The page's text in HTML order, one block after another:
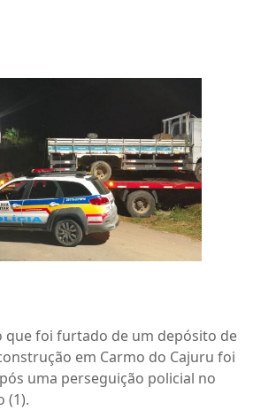
que foi furtado de um depósito de
em Carmo do Cajuru foi
uma perseguição policial no
(1).